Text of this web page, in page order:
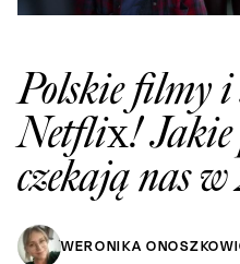
Polskie filmy i
Netflix! Jakie
czekają nas
WERONIKA